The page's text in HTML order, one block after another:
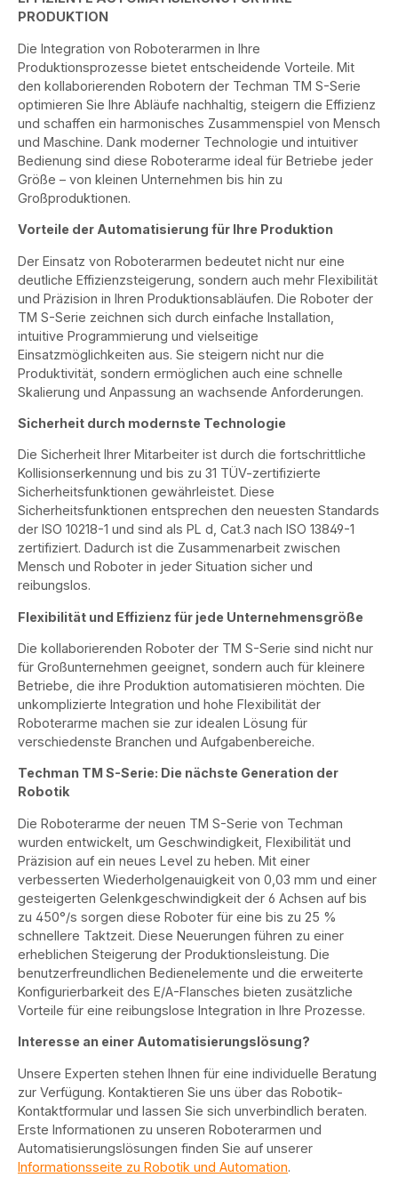
PRODUKTION
Die Integration von Roboterarmen in Ihre
Produktionsprozesse bietet entscheidende Vorteile. Mit
den kollaborierenden Robotern der Techman TM S-Serie
optimieren Sie Ihre Abläufe nachhaltig, steigern die Effizienz
und schaffen ein harmonisches Zusammenspiel von Mensch
und Maschine. Dank moderner Technologie und intuitiver
Bedienung sind diese Roboterarme ideal für Betriebe jeder
Größe – von kleinen Unternehmen bis hin zu
Großproduktionen.
Vorteile der Automatisierung für Ihre Produktion
Der Einsatz von Roboterarmen bedeutet nicht nur eine
deutliche Effizienzsteigerung, sondern auch mehr Flexibilität
und Präzision in Ihren Produktionsabläufen. Die Roboter der
TM S-Serie zeichnen sich durch einfache Installation,
intuitive Programmierung und vielseitige
Einsatzmöglichkeiten aus. Sie steigern nicht nur die
Produktivität, sondern ermöglichen auch eine schnelle
Skalierung und Anpassung an wachsende Anforderungen.
Sicherheit durch modernste Technologie
Die Sicherheit Ihrer Mitarbeiter ist durch die fortschrittliche
Kollisionserkennung und bis zu 31 TÜV-zertifizierte
Sicherheitsfunktionen gewährleistet. Diese
Sicherheitsfunktionen entsprechen den neuesten Standards
der ISO 10218-1 und sind als PL d, Cat.3 nach ISO 13849-1
zertifiziert. Dadurch ist die Zusammenarbeit zwischen
Mensch und Roboter in jeder Situation sicher und
reibungslos.
Flexibilität und Effizienz für jede Unternehmensgröße
Die kollaborierenden Roboter der TM S-Serie sind nicht nur
für Großunternehmen geeignet, sondern auch für kleinere
Betriebe, die ihre Produktion automatisieren möchten. Die
unkomplizierte Integration und hohe Flexibilität der
Roboterarme machen sie zur idealen Lösung für
verschiedenste Branchen und Aufgabenbereiche.
Techman TM S-Serie: Die nächste Generation der
Robotik
Die Roboterarme der neuen TM S-Serie von Techman
wurden entwickelt, um Geschwindigkeit, Flexibilität und
Präzision auf ein neues Level zu heben. Mit einer
verbesserten Wiederholgenauigkeit von 0,03 mm und einer
gesteigerten Gelenkgeschwindigkeit der 6 Achsen auf bis
zu 450°/s sorgen diese Roboter für eine bis zu 25 %
schnellere Taktzeit. Diese Neuerungen führen zu einer
erheblichen Steigerung der Produktionsleistung. Die
benutzerfreundlichen Bedienelemente und die erweiterte
Konfigurierbarkeit des E/A-Flansches bieten zusätzliche
Vorteile für eine reibungslose Integration in Ihre Prozesse.
Interesse an einer Automatisierungslösung?
Unsere Experten stehen Ihnen für eine individuelle Beratung
zur Verfügung. Kontaktieren Sie uns über das Robotik-
Kontaktformular und lassen Sie sich unverbindlich beraten.
Erste Informationen zu unseren Roboterarmen und
Automatisierungslösungen finden Sie auf unserer
Informationsseite zu Robotik und Automation.